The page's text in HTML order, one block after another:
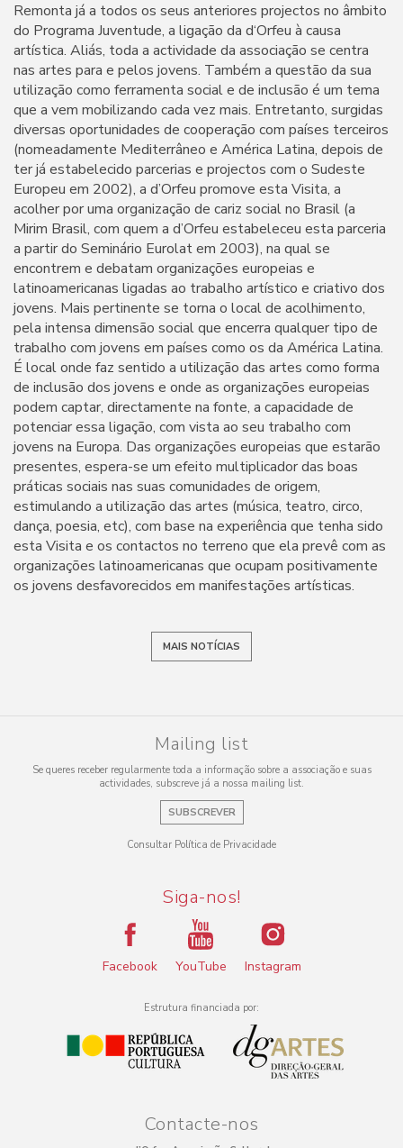
Remonta já a todos os seus anteriores projectos no âmbito
do Programa Juventude, a ligação da d‘Orfeu à causa
artística. Aliás, toda a actividade da associação se centra
nas artes para e pelos jovens. Também a questão da sua
utilização como ferramenta social e de inclusão é um tema
que a vem mobilizando cada vez mais. Entretanto, surgidas
diversas oportunidades de cooperação com países terceiros
(nomeadamente Mediterrâneo e América Latina, depois de
ter já estabelecido parcerias e projectos com o Sudeste
Europeu em 2002), a d’Orfeu promove esta Visita, a
acolher por uma organização de cariz social no Brasil (a
Mirim Brasil, com quem a d’Orfeu estabeleceu esta parceria
a partir do Seminário Eurolat em 2003), na qual se
encontrem e debatam organizações europeias e
latinoamericanas ligadas ao trabalho artístico e criativo dos
jovens. Mais pertinente se torna o local de acolhimento,
pela intensa dimensão social que encerra qualquer tipo de
trabalho com jovens em países como os da América Latina.
É local onde faz sentido a utilização das artes como forma
de inclusão dos jovens e onde as organizações europeias
podem captar, directamente na fonte, a capacidade de
potenciar essa ligação, com vista ao seu trabalho com
jovens na Europa. Das organizações europeias que estarão
presentes, espera-se um efeito multiplicador das boas
práticas sociais nas suas comunidades de origem,
estimulando a utilização das artes (música, teatro, circo,
dança, poesia, etc), com base na experiência que tenha sido
esta Visita e os contactos no terreno que ela prevê com as
organizações latinoamericanas que ocupam positivamente
os jovens desfavorecidos em manifestações artísticas.
MAIS NOTÍCIAS
Mailing list
Se queres receber regularmente toda a informação sobre a associação e suas
actividades, subscreve já a nossa mailing list.
SUBSCREVER
Consultar Política de Privacidade
Siga-nos!
Facebook YouTube Instagram
Estrutura financiada por:
Contacte-nos